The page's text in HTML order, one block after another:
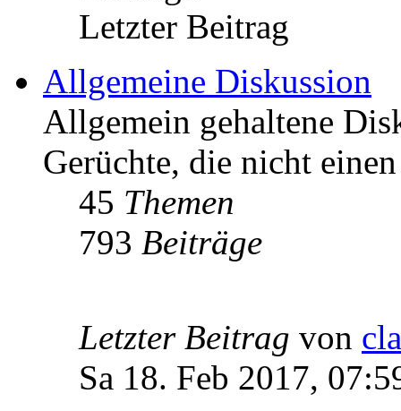
Letzter Beitrag
Allgemeine Diskussion
Allgemein gehaltene
Gerüchte, die nicht
45 Themen
793 Beiträge
Letzter Beitrag von
Sa 18. Feb 2017,